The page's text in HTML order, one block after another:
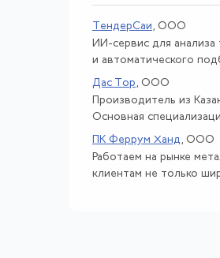
ТендерСаи , ООО
ИИ-сервис для
и автоматического
Дас Тор , ООО
Производитель из
Основная
ПК Феррум Ханд , ООО
Работаем на рынке
клиентам не только